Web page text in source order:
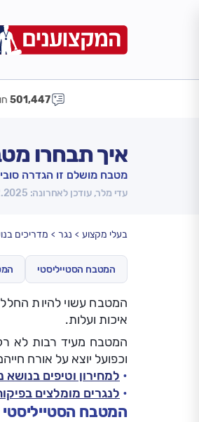
501,447
איך תבחרו
מטבח מושלם זו הגדרה
עדי מלר, עודכן לאחרונה: 16.02.2025
בעלי מקצוע נגר מדריכים
המטבח הסטייליסטי
המטבח עשוי להיות החלל
איכות ועלות.
המטבח מעיד רבות לא רק
וכפועל יוצא על אורח
למחירון וטיפים בנושא
לנגרים מומלצים
המטבח הסטייליסטי